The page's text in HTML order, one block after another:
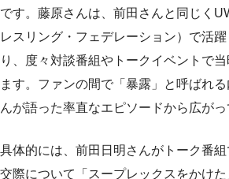
です。藤原さんは、前田さんと同じく
レスリング・フェデレーション）で活
り、度々対談番組やトークイベントで
ます。ファンの間で「暴露」と呼ばれ
んが語った率直なエピソードから広がっ
具体的には、前田日明さんがトーク番
交際について「スープレックスをかけ